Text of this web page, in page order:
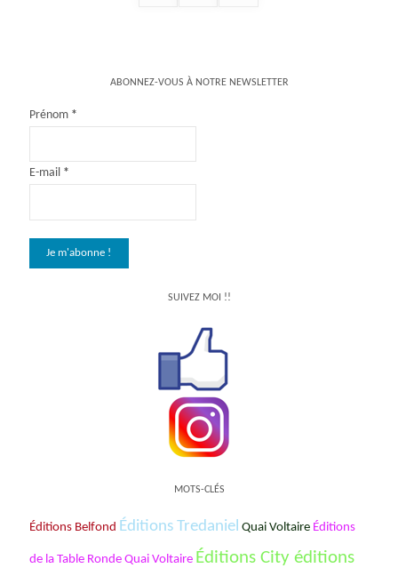
ABONNEZ-VOUS À NOTRE NEWSLETTER
Prénom *
E-mail *
SUIVEZ MOI !!
MOTS-CLÉS
Éditions Belfond Éditions Tredaniel Quai Voltaire Éditions
de la Table Ronde Quai Voltaire Éditions City éditions